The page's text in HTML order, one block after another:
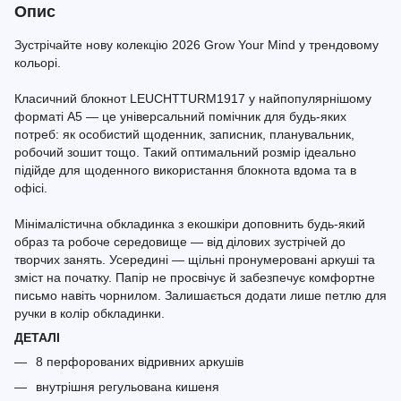
Опис
Зустрічайте нову колекцію 2026 Grow Your Mind у трендовому
кольорі.
Класичний блокнот LEUCHTTURM1917 у найпопулярнішому
форматі A5 — це універсальний помічник для будь-яких
потреб: як особистий щоденник, записник, планувальник,
робочий зошит тощо. Такий оптимальний розмір ідеально
підійде для щоденного використання блокнота вдома та в
офісі.
Мінімалістична обкладинка з екошкіри доповнить будь-який
образ та робоче середовище — від ділових зустрічей до
творчих занять. Усередині — щільні пронумеровані аркуші та
зміст на початку. Папір не просвічує й забезпечує комфортне
письмо навіть чорнилом. Залишається додати лише петлю для
ручки в колір обкладинки.
ДЕТАЛІ
8 перфорованих відривних аркушів
внутрішня регульована кишеня